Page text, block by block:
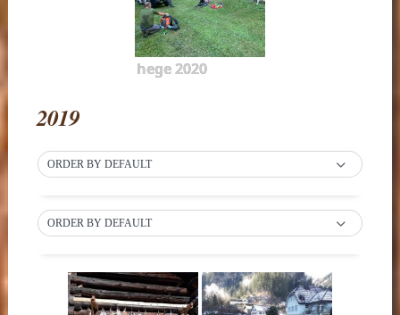
hege 2020
2019
ORDER BY DEFAULT
ORDER BY DEFAULT